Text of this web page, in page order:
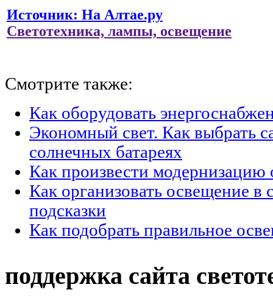
Источник: На Алтае.ру
Светотехника, лампы, освещение
Смотрите также:
Как оборудовать
Экономный свет. Как выбрать
солнечных батареях
Как произвести модернизацию
Как организовать освещение в
подсказки
Как подобрать правильное
поддержка сайта